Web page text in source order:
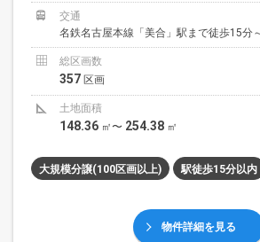
交通
名鉄名古屋本線「美合」駅まで徒歩15分
総区画数
357 区画
土地面積
148.36 ㎡〜 254.38 ㎡
大規模分譲(100区画以上) 駅徒歩15分以内
物件詳細を見る